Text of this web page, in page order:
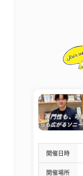
開催日時
開催場所